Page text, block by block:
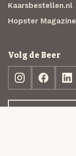
Kaarsbestellen.nl
Hopster Magazine
Volg de Beer